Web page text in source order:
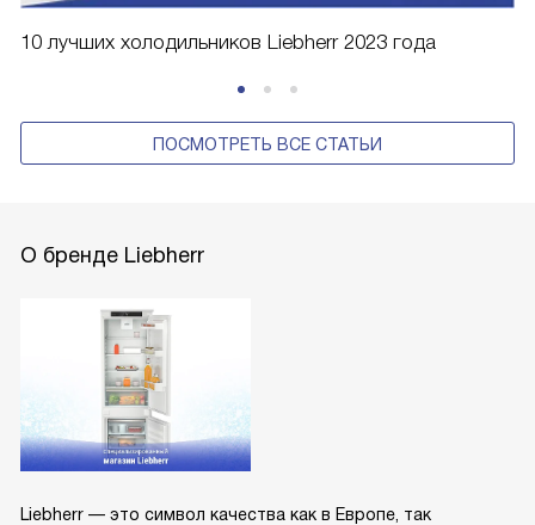
10 лучших холодильников Liebherr 2023 года
ПОСМОТРЕТЬ ВСЕ СТАТЬИ
О бренде Liebherr
Liebherr — это символ качества как в Европе, так